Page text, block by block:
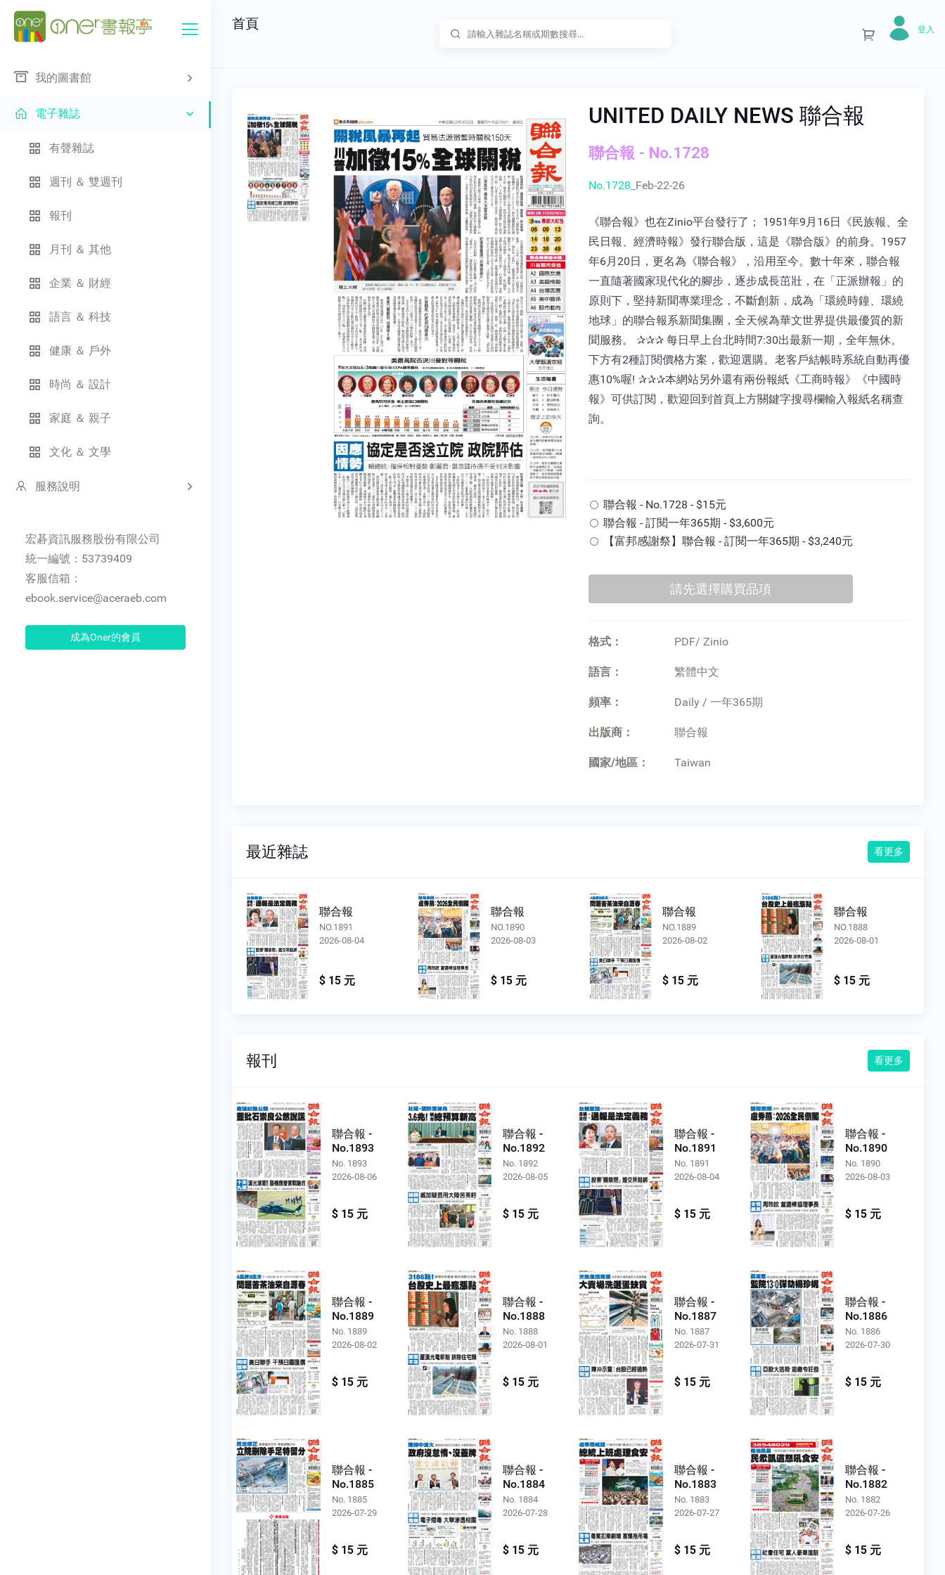
我的圖書館
電子雜誌
有聲雜誌
週刊 ＆ 雙週刊
報刊
月刊 ＆ 其他
企業 ＆ 財經
語言 ＆ 科技
健康 ＆ 戶外
時尚 ＆ 設計
家庭 ＆ 親子
文化 ＆ 文學
服務說明
宏碁資訊服務股份有限公司
統一編號：53739409
客服信箱：
ebook.service@aceraeb.com
成為Oner的會員
首頁 登入
UNITED DAILY NEWS 聯合報
聯合報 - No.1728
No.1728_ Feb-22-26
《聯合報》也在Zinio平台發行了； 1951年9月16日《民族報、全
民日報、經濟時報》發行聯合版，這是《聯合版》的前身。1957
年6月20日，更名為《聯合報》，沿用至今。數十年來，聯合報
一直隨著國家現代化的腳步，逐步成長茁壯，在「正派辦報」的
原則下，堅持新聞專業理念，不斷創新，成為「環繞時鐘、環繞
地球」的聯合報系新聞集團，全天候為華文世界提供最優質的新
聞服務。 ✰✰✰ 每日早上台北時間7:30出最新一期，全年無休。
下方有2種訂閱價格方案，歡迎選購。老客戶結帳時系統自動再優
惠10%喔! ✰✰✰本網站另外還有兩份報紙《工商時報》《中國時
報》可供訂閱，歡迎回到首頁上方關鍵字搜尋欄輸入報紙名稱查
詢。
聯合報 - No.1728 - $15元
聯合報 - 訂閱一年365期 - $3,600元
【富邦感謝祭】聯合報 - 訂閱一年365期 - $3,240元
格式： PDF/ Zinio
語言： 繁體中文
頻率： Daily / 一年365期
出版商： 聯合報
國家/地區： Taiwan
最近雜誌 看更多
聯合報
NO.1890
2026-08-03
$ 15 元
聯合報
NO.1889
2026-08-02
$ 15 元
聯合報
NO.1888
2026-08-01
$ 15 元
聯合報
NO.1887
2026-07-31
$ 15 元
報刊 看更多
聯合報 -
No.1893
No. 1893
2026-08-06
$ 15 元
聯合報 -
No.1892
No. 1892
2026-08-05
$ 15 元
聯合報 -
No.1891
No. 1891
2026-08-04
$ 15 元
聯合報 -
No.1890
No. 1890
2026-08-03
$ 15 元
聯合報 -
No.1889
No. 1889
2026-08-02
$ 15 元
聯合報 -
No.1888
No. 1888
2026-08-01
$ 15 元
聯合報 -
No.1887
No. 1887
2026-07-31
$ 15 元
聯合報 -
No.1886
No. 1886
2026-07-30
$ 15 元
聯合報 -
No.1885
No. 1885
2026-07-29
$ 15 元
聯合報 -
No.1884
No. 1884
2026-07-28
$ 15 元
聯合報 -
No.1883
No. 1883
2026-07-27
$ 15 元
聯合報 -
No.1882
No. 1882
2026-07-26
$ 15 元